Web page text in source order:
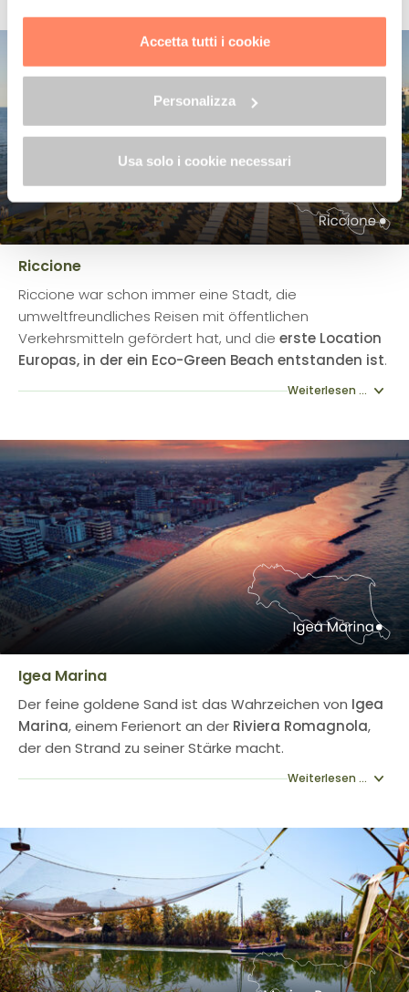
prestato e visualizzare le informazioni complete sul
trattamento dei dati clicca qui:"gestione cookie"
cookie.
Accetta tutti i cookie
Personalizza
Usa solo i cookie necessari
Riccione
Riccione war schon immer eine Stadt, die
umweltfreundliches Reisen mit öffentlichen
Verkehrsmitteln gefördert hat, und die erste Location
Europas, in der ein Eco-Green Beach entstanden ist.
Weiterlesen ...
Igea Marina
Der feine goldene Sand ist das Wahrzeichen von Igea
Marina, einem Ferienort an der Riviera Romagnola,
der den Strand zu seiner Stärke macht.
Weiterlesen ...